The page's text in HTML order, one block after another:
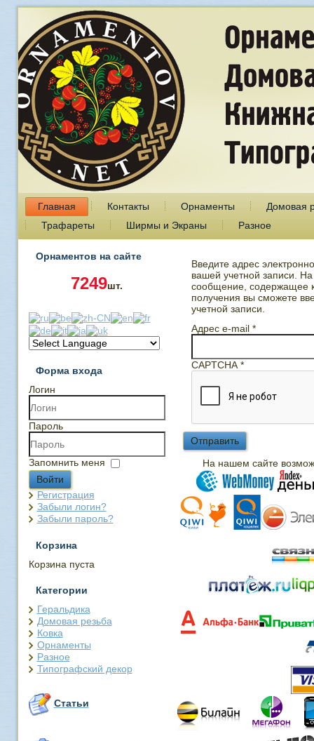
Главная Контакты Орнаменты
Домовая
Трафареты
Ширмы и Экраны Разное
Орнаментов на сайте
7249шт.
Форма входа
Логин
Пароль
Запомнить меня
Войти
Регистрация
Забыли логин?
Забыли пароль?
Корзина
Корзина пуста
Категории
Геральдика
Домовая резьба
Ковка
Орнаменты
Разное
Типографский декор
Статьи
Введите адрес
вашей учетной записи.
сообщение, содержащее
получения вы сможете
учетной записи.
Адрес e-mail *
CAPTCHA *
Отправить
На нашем сайте